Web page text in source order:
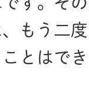
、もう二
ことはで